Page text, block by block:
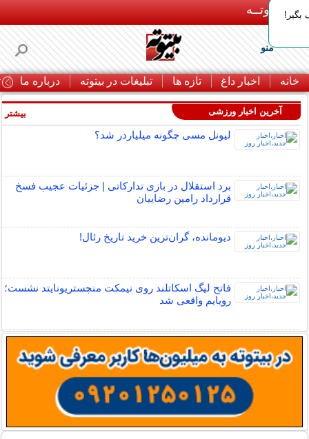
بـیتوتــه
منو
خانه اخبار داغ تازه ها تبلیغات در بیتوته درباره ما
آخرین اخبار ورزشی
لیونل مسی چگونه میلیاردر شد؟
برد استقلال در بازی تدارکاتی | جزئیات عجیب فسخ
قرارداد رامین رضاییان
دیومانده، گران‌ترین خرید تاریخ رئال!
فاتح لیگ اسکاتلند روی نیمکت منچستریونایتد نشست؛
رویایم واقعی شد
بیشتر